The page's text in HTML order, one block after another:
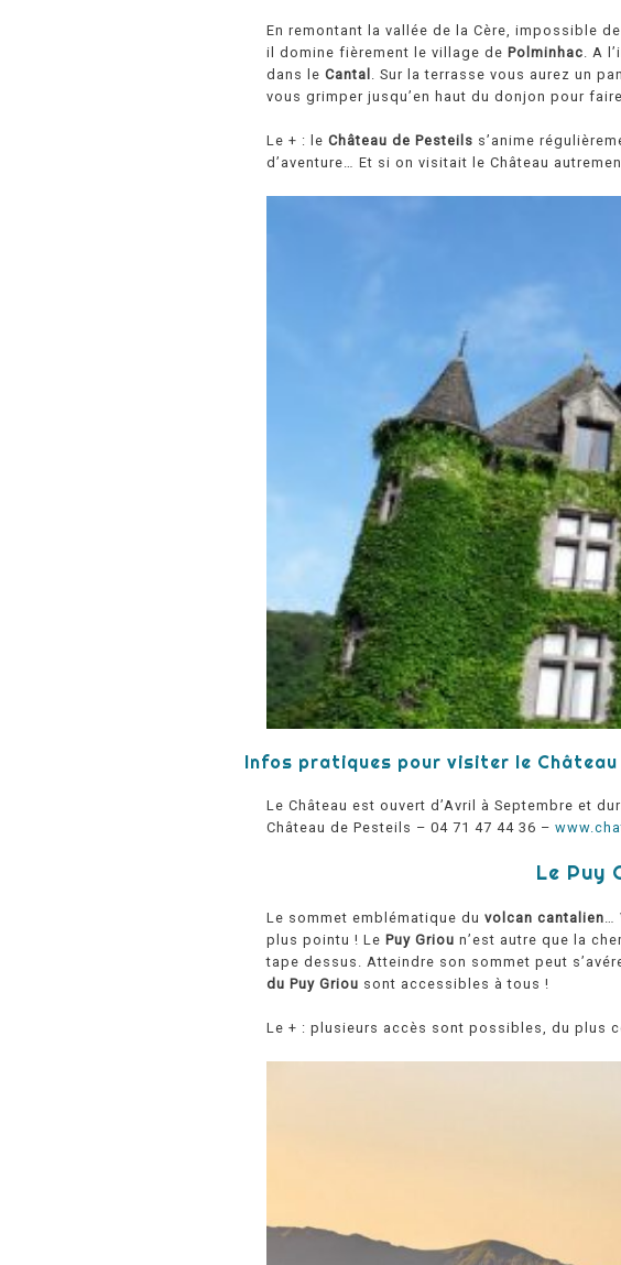
En remontant la vallée de la Cère, impossible
il domine fièrement le village de Polminhac. A
dans le Cantal . Sur la terrasse vous aurez un
vous grimper jusqu’en haut du donjon pour
Le + : le Château de Pesteils s’anime
d’aventure… Et si on visitait le Château
Infos pratiques pour visiter le Château
Le Château est ouvert d’Avril à Septembre et
Château de Pesteils – 04 71 47 44 36 –
Le Puy
Le sommet emblématique du volcan cantalien
plus pointu ! Le Puy Griou n’est autre que la
tape dessus. Atteindre son sommet peut
du Puy Griou sont accessibles à tous !
Le + : plusieurs accès sont possibles, du plus